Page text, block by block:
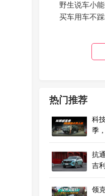
野生说车小
买车用车不踩
热门推荐
科
季
抗
吉
领